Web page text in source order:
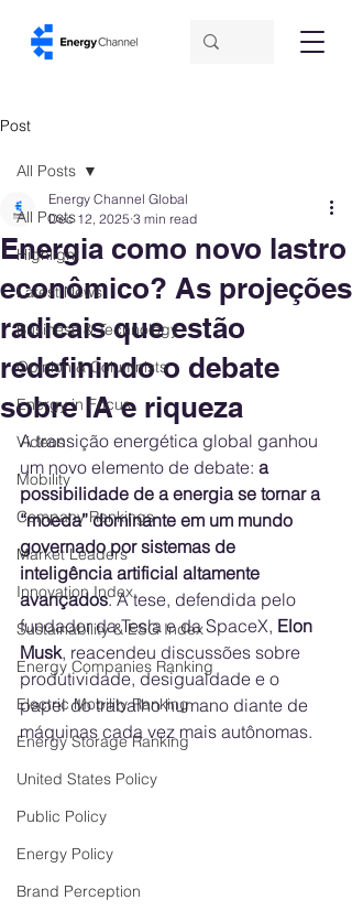
Post
All Posts
Highlight
Latest News
Business & Technology
Opinion & Columnists
Energy in Focus
Videos
Mobility
Company Rankings
Market Leaders
Innovation Index
Sustainability & ESG Index
Energy Companies Ranking
Electric Mobility Ranking
Energy Storage Ranking
United States Policy
Public Policy
Energy Policy
Brand Perception
All Posts
Energia como novo lastro
econômico? As projeções
radicais que estão
redefinindo o debate
sobre IA e riqueza
Energy Channel Global
Dec 12, 2025 3 min read
A transição energética global ganhou
um novo elemento de debate: a
possibilidade de a energia se tornar a
“moeda” dominante em um mundo
governado por sistemas de
inteligência artificial altamente
avançados. A tese, defendida pelo
fundador da Tesla e da SpaceX, Elon
Musk, reacendeu discussões sobre
produtividade, desigualdade e o
papel do trabalho humano diante de
máquinas cada vez mais autônomas.